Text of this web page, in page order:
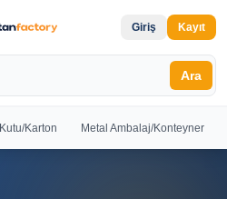
Giriş Kayıt
Ara
Kutu/Karton Metal Ambalaj/Konteyner